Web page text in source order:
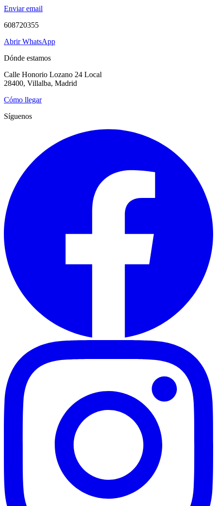
Enviar email
608720355
Abrir WhatsApp
Dónde estamos
Calle Honorio Lozano 24 Local
28400, Villalba, Madrid
Cómo llegar
Síguenos